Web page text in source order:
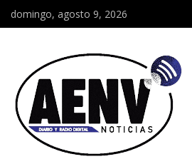
domingo, agosto 9, 2026